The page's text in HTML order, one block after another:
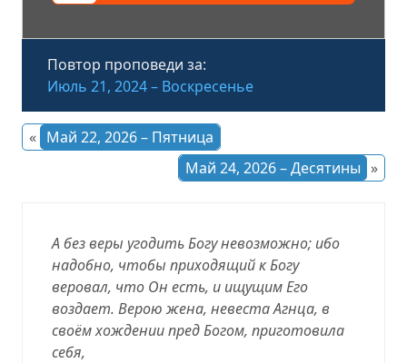
Повтор проповеди за:
Июль 21, 2024 – Воскресенье
« Май 22, 2026 – Пятница
Май 24, 2026 – Десятины »
А без веры угодить Богу невозможно; ибо
надобно, чтобы приходящий к Богу
веровал, что Он есть, и ищущим Его
воздает. Верою жена, невеста Агнца, в
своём хождении пред Богом, приготовила
себя,